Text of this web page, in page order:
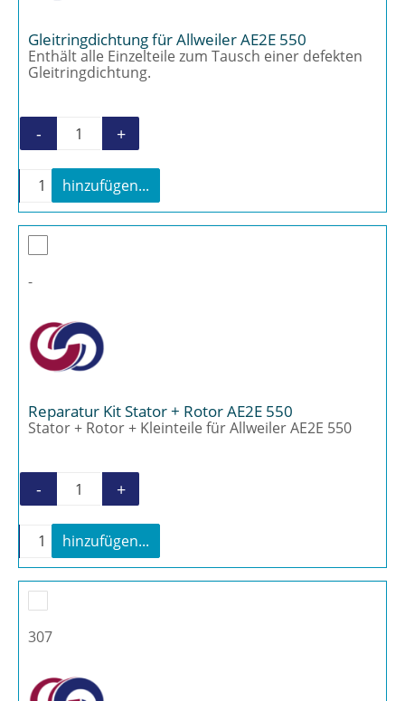
Gleitringdichtung für Allweiler AE2E 550
Enthält alle Einzelteile zum Tausch einer defekten
Gleitringdichtung.
Gleitringdichtung für Allweiler AE2E 550
- +
Gleitringdichtung für Allweiler AE2E 550 Menge
+
hinzufügen...
-
Reparatur Kit Stator + Rotor AE2E 550
Stator + Rotor + Kleinteile für Allweiler AE2E 550
Reparatur Kit Stator + Rotor AE2E 550
- +
Reparatur Kit Stator + Rotor AE2E 550 Menge
+
hinzufügen...
307